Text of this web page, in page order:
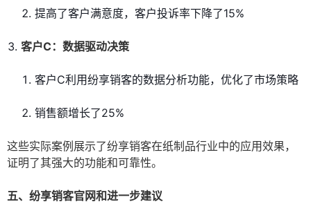
提高了客户满意度，客户投诉率下降了15%
客户C：数据驱动决策
客户C利用纷享销客的数据分析功能，优化了市场策略
销售额增长了25%
这些实际案例展示了纷享销客在纸制品行业中的应用效果，
证明了其强大的功能和可靠性。
五、纷享销客官网和进一步建议